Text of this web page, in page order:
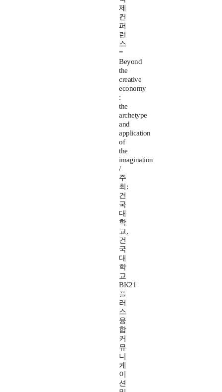
제
컨
퍼
런
스
=
Beyond
the
creative
economy
:
the
archetype
and
application
of
the
imagination
/
주
최:
건
국
대
학
교,
건
국
대
학
교
BK21
플
러
스
융
합
커
뮤
니
케
이
션